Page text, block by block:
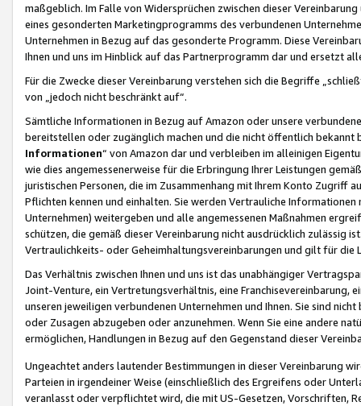
maßgeblich. Im Falle von Widersprüchen zwischen dieser
eines gesonderten Marketingprogramms des verbundenen
Unternehmen in Bezug auf das gesonderte Programm. Diese
Ihnen und uns im Hinblick auf das Partnerprogramm dar und ersetzt
Für die Zwecke dieser Vereinbarung verstehen sich die Begriffe
von „jedoch nicht beschränkt auf“.
Sämtliche Informationen in Bezug auf Amazon oder unsere
bereitstellen oder zugänglich machen und die nicht öffentlich
Informationen“ von Amazon dar und verbleiben im alleinigen
wie dies angemessenerweise für die Erbringung Ihrer Leistungen
juristischen Personen, die im Zusammenhang mit Ihrem Konto
Pflichten kennen und einhalten. Sie werden Vertrauliche
Unternehmen) weitergeben und alle angemessenen Maßnahmen
schützen, die gemäß dieser Vereinbarung nicht ausdrücklich zulässig
Vertraulichkeits- oder Geheimhaltungsvereinbarungen und gilt für die
Das Verhältnis zwischen Ihnen und uns ist das unabhängiger
Joint-Venture, ein Vertretungsverhältnis, eine Franchisevereinbarung,
unseren jeweiligen verbundenen Unternehmen und Ihnen. Sie sind
oder Zusagen abzugeben oder anzunehmen. Wenn Sie eine andere
ermöglichen, Handlungen in Bezug auf den Gegenstand dieser
Ungeachtet anders lautender Bestimmungen in dieser Vereinbarung
Parteien in irgendeiner Weise (einschließlich des Ergreifens oder
veranlasst oder verpflichtet wird, die mit US-Gesetzen, Vorschriften,